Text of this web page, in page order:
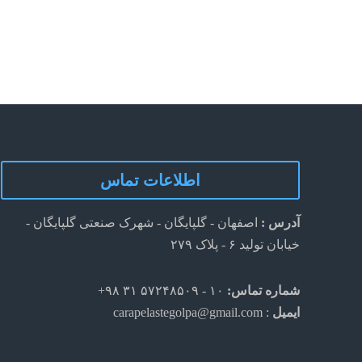
اطلاعات تماس
آدرس : اصفهان - گلپایگان - شهرک صنعتی گلپایگان -
خیابان تولید ۶ - پلاک ۲۷۹
شماره تماس:
ایمیل : carapelastegolpa@gmail.com